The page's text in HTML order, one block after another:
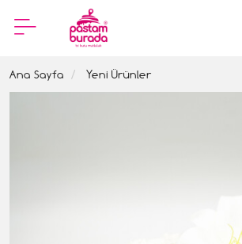
Ana Sayfa Yeni Ürünler